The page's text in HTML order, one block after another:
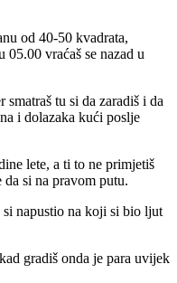
od 40-50 kvadrata,
05.00 vraćaš se nazad u
tu si da zaradiš i da
i dolazaka kući poslje
lete, a ti to ne primjetiš
si na pravom putu.
napustio na koji si bio ljut
gradiš onda je para uvijek